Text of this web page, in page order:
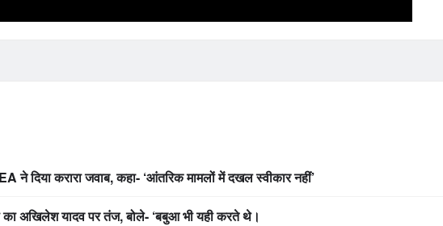
ने दिया करारा जवाब, कहा- ‘आंतरिक मामलों में दखल स्वीकार नहीं’
का अखिलेश यादव पर तंज, बोले- ‘बबुआ भी यही करते थे।